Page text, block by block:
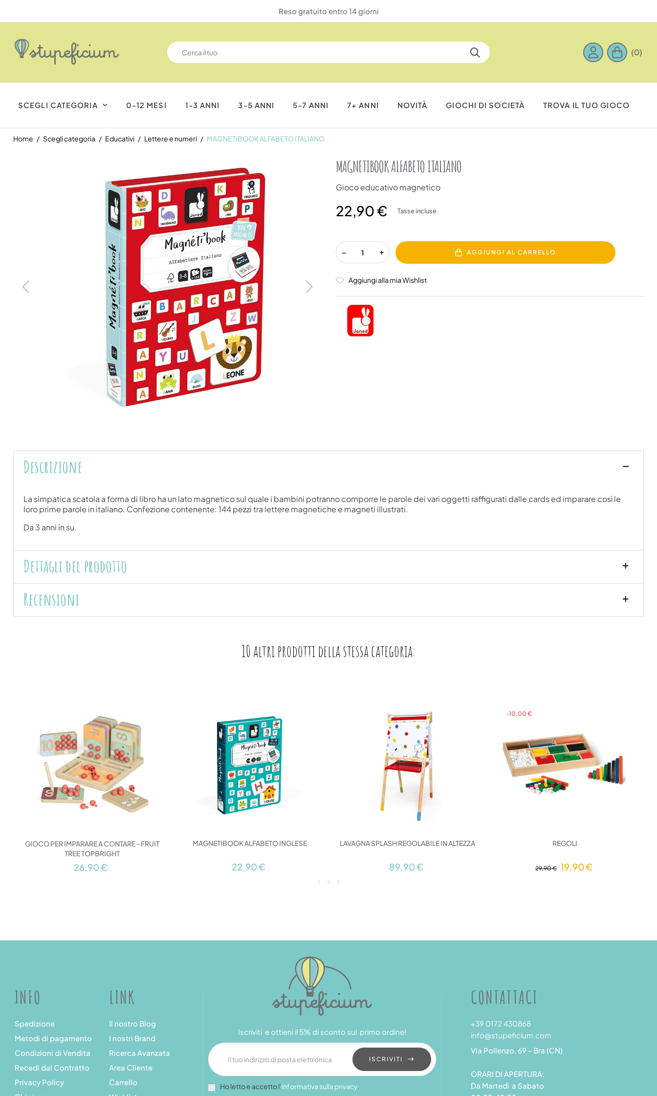
Spedizioni 24/48h €5,90 - Gratuite da €69
(0)
SCEGLI CATEGORIA 0-12 MESI 1-3 ANNI 3-5 ANNI 5-7 ANNI 7+ ANNI NOVITÀ GIOCHI DI SOCIETÀ TROVA IL TUO GIOCO
Home Scegli categoria Educativi Lettere e numeri MAGNETIBOOK ALFABETO ITALIANO
MAGNETIBOOK ALFABETO ITALIANO
Gioco educativo magnetico
22,90 € Tasse incluse
AGGIUNGI AL CARRELLO
Aggiungi alla mia Wishlist
Descrizione
La simpatica scatola a forma di libro ha un lato magnetico sul quale i bambini potranno comporre le parole dei vari oggetti raffigurati dalle cards ed imparare così le
loro prime parole in italiano. Confezione contenente: 144 pezzi tra lettere magnetiche e magneti illustrati.
Da 3 anni in su.
Dettagli del prodotto
Recensioni
10 altri prodotti della stessa categoria:
GIOCO PER IMPARARE A CONTARE - FRUIT
TREE TOPBRIGHT
26,90 €
MAGNETIBOOK ALFABETO INGLESE
22,90 €
LAVAGNA SPLASH REGOLABILE IN ALTEZZA
89,90 €
-10,00 €
REGOLI
29,90 € 19,90 €
INFO
Spedizione
Metodi di pagamento
Condizioni di Vendita
Recedi dal Contratto
Privacy Policy
LINK
Il nostro Blog
I nostri Brand
Ricerca Avanzata
Area Cliente
Carrello
Iscriviti e ottieni il 5% di sconto sul primo ordine!
ISCRIVITI
Ho letto e accetto l’informativa sulla privacy.
CONTATTACI
+39 0172 430868
info@stupeficium.com
Via Pollenzo, 69 - Bra (CN)
ORARI DI APERTURA:
Da Martedì a Sabato